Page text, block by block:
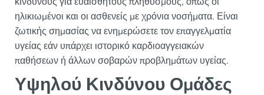
ηλικιωμένοι και οι ασθενείς με χρόνια νοσήματα. Είναι
ζωτικής σημασίας να ενημερώσετε τον επαγγελματία
υγείας εάν υπάρχει ιστορικό καρδιοαγγειακών
παθήσεων ή άλλων σοβαρών προβλημάτων υγείας.
Υψηλού Κινδύνου Ομάδες